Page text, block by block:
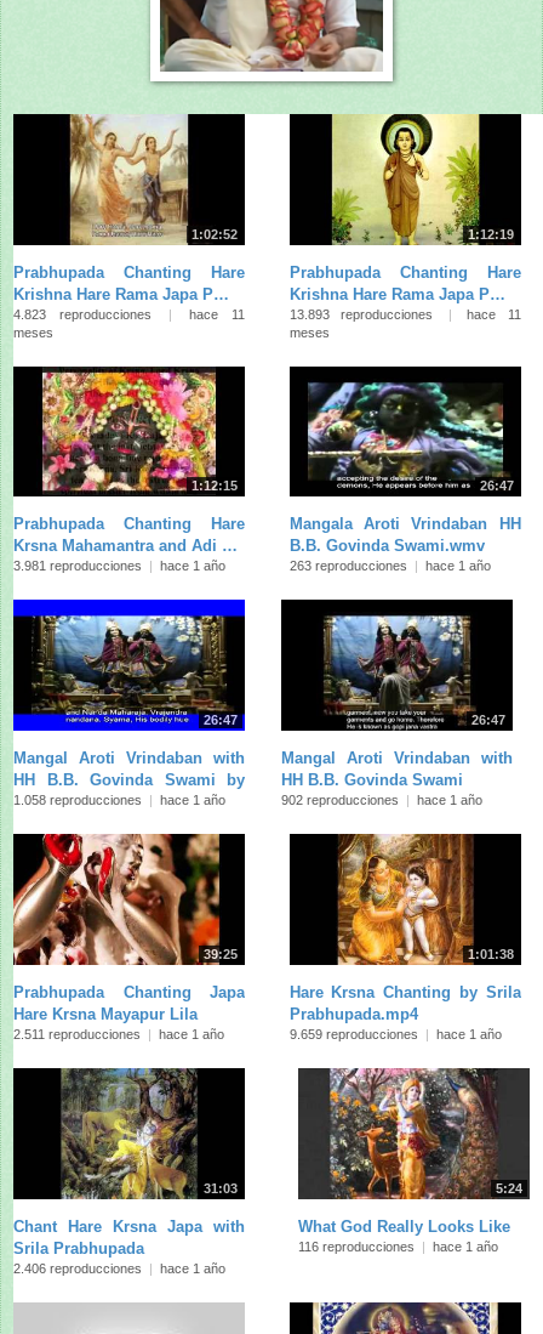
1:02:52
Prabhupada Chanting Hare
Krishna Hare Rama Japa P…
4.823 reproducciones |
hace 11
meses
1:12:19
Prabhupada Chanting Hare
Krishna Hare Rama Japa P…
13.893 reproducciones |
hace 11
meses
1:12:15
Prabhupada Chanting Hare
Krsna Mahamantra and Adi …
3.981 reproducciones hace 1 año
26:47
Mangala Aroti Vrindaban HH
B.B. Govinda Swami.wmv
263 reproducciones hace 1 año
26:47
Mangal Aroti Vrindaban with
HH B.B. Govinda Swami by
A…
1.058 reproducciones hace 1 año
26:47
Mangal Aroti Vrindaban with
HH B.B. Govinda Swami
902 reproducciones | hace 1 año
39:25
Prabhupada Chanting Japa
Hare Krsna Mayapur Lila
2.511 reproducciones | hace 1 año
1:01:38
Hare Krsna Chanting by Srila
Prabhupada.mp4
9.659 reproducciones | hace 1 año
31:03
Chant Hare Krsna Japa with
Srila Prabhupada
2.406 reproducciones | hace 1 año
5:24
What God Really Looks Like
116 reproducciones | hace 1 año